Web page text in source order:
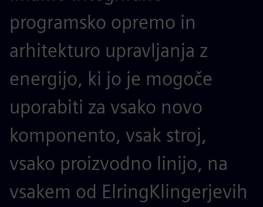
programsko opremo in
arhitekturo upravljanja z
energijo, ki jo je mogoče
uporabiti za vsako novo
komponento, vsak stroj,
vsako proizvodno linijo, na
vsakem od ElringKlingerjevih